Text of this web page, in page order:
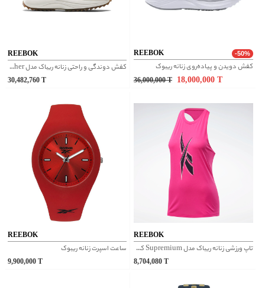
REEBOK
کفش دوندگی و راحتی زنانه ریباک مدل classic leather کد 100074377
30,482,760
REEBOK -50%
کفش دویدن و پیاده‌روی زنانه ریبوک
36,000,000 T 18,000,000
REEBOK
ساعت اسپرت زنانه ریبوک
9,900,000
REEBOK
تاپ ورزشی زنانه ریباک مدل Supremium کد FU2320
8,704,080